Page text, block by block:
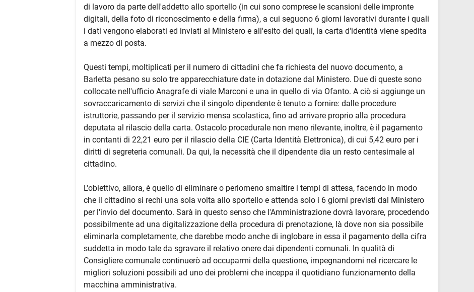
di lavoro da parte dell'addetto allo sportello (in cui sono comprese le scansioni delle impronte
digitali, della foto di riconoscimento e della firma), a cui seguono 6 giorni lavorativi durante i quali
i dati vengono elaborati ed inviati al Ministero e all'esito dei quali, la carta d'identità viene spedita
a mezzo di posta.
Questi tempi, moltiplicati per il numero di cittadini che fa richiesta del nuovo documento, a
Barletta pesano su solo tre apparecchiature date in dotazione dal Ministero. Due di queste sono
collocate nell'ufficio Anagrafe di viale Marconi e una in quello di via Ofanto. A ciò si aggiunge un
sovraccaricamento di servizi che il singolo dipendente è tenuto a fornire: dalle procedure
istruttorie, passando per il servizio mensa scolastica, fino ad arrivare proprio alla procedura
deputata al rilascio della carta. Ostacolo procedurale non meno rilevante, inoltre, è il pagamento
in contanti di 22,21 euro per il rilascio della CIE (Carta Identità Elettronica), di cui 5,42 euro per i
diritti di segreteria comunali. Da qui, la necessità che il dipendente dia un resto centesimale al
cittadino.
L'obiettivo, allora, è quello di eliminare o perlomeno smaltire i tempi di attesa, facendo in modo
che il cittadino si rechi una sola volta allo sportello e attenda solo i 6 giorni previsti dal Ministero
per l'invio del documento. Sarà in questo senso che l'Amministrazione dovrà lavorare, procedendo
possibilmente ad una digitalizzazione della procedura di prenotazione, là dove non sia possibile
eliminarla completamente, che darebbe modo anche di inglobare in essa il pagamento della cifra
suddetta in modo tale da sgravare il relativo onere dai dipendenti comunali. In qualità di
Consigliere comunale continuerò ad occuparmi della questione, impegnandomi nel ricercare le
migliori soluzioni possibili ad uno dei problemi che inceppa il quotidiano funzionamento della
macchina amministrativa.